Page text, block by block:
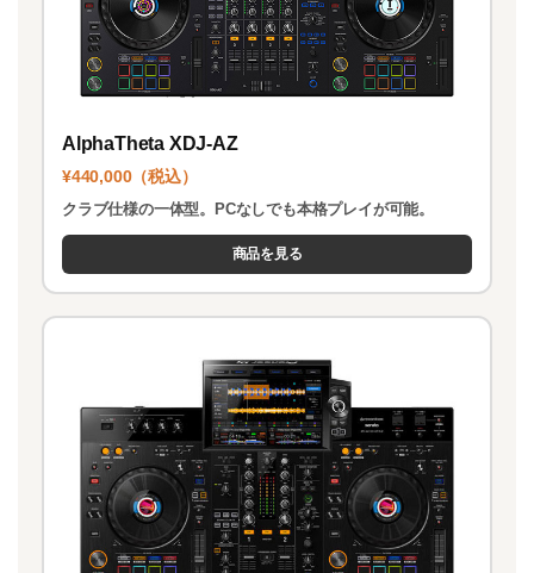
AlphaTheta XDJ-AZ
¥440,000（税込）
クラブ仕様の一体型。PCなしでも本格プレイが可能。
商品を見る